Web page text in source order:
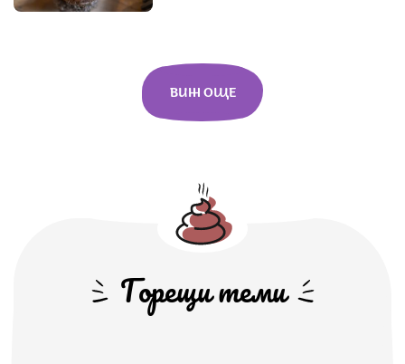
ВИЖ ОЩЕ
Горещи теми